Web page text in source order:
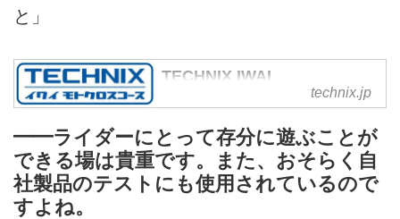
と」
TECHNIX IWAI
MOTOCROSS COURSE -
千葉県、埼玉県との県境にほど近
い茨城県坂東市にあるTECHNIX
イワイモトクロスコース立地的に
technix.jp
━━ライダーにとって存分に遊ぶことが
できる場は貴重です。また、おそらく自
社製品のテストにも使用されているので
すよね。